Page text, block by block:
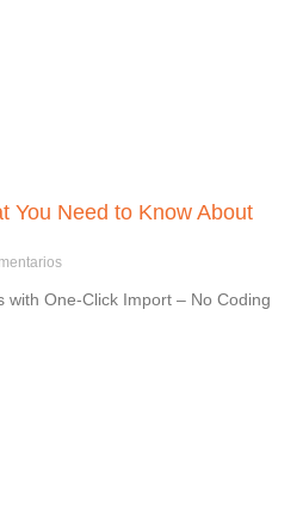
You Need to Know About
with One-Click Import – No Coding